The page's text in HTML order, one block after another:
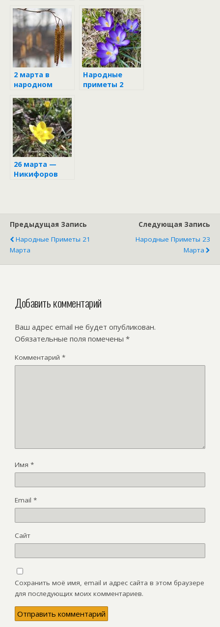
2 марта в
народном
Народные
приметы 2
26 марта —
Никифоров
Предыдущая Запись
Народные Приметы 21
Марта
Следующая Запись
Народные Приметы 23
Марта
Добавить комментарий
Ваш адрес email не будет опубликован.
Обязательные поля помечены *
Комментарий *
Имя *
Email *
Сайт
Сохранить моё имя, email и адрес сайта в этом браузере
для последующих моих комментариев.